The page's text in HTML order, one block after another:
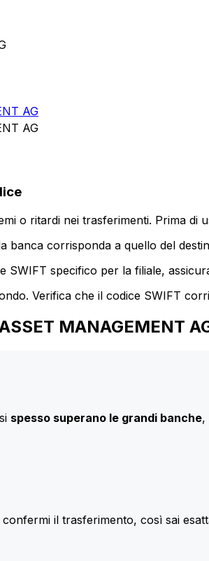
AG
AG
o ritardi nei trasferimenti. Prima di
banca corrisponda a quello del
SWIFT specifico per la filiale,
Verifica che il codice SWIFT
MANAGEMENT
spesso superano le grandi banche,
il trasferimento, così sai